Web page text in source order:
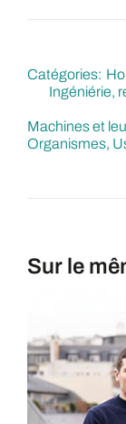
Catégories:
Ingéniérie,
Machines et
Organismes
Sur le